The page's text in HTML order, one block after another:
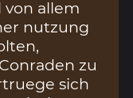
allem
nutzung
zu
sich